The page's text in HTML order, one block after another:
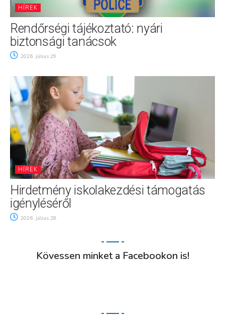
HÍREK
Rendőrségi tájékoztató: nyári
biztonsági tanácsok
2026. július 29.
HÍREK
Hirdetmény iskolakezdési támogatás
igényléséről
2026. július 28.
Kövessen minket a Facebookon is!